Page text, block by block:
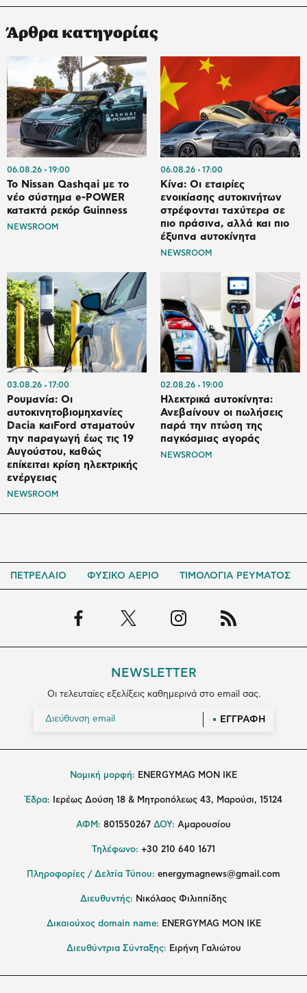
Άρθρα κατηγορίας
06.08.26 19:00
Το Nissan Qashqai με το
νέο σύστημα e-POWER
κατακτά ρεκόρ Guinness
NEWSROOM
06.08.26 17:00
Κίνα: Οι εταιρίες
ενοικίασης αυτοκινήτων
στρέφονται ταχύτερα σε
πιο πράσινα, αλλά και πιο
έξυπνα αυτοκίνητα
NEWSROOM
03.08.26 17:00
Ρουμανία: Οι
αυτοκινητοβιομηχανίες
Dacia και⁠Ford σταματούν
την παραγωγή έως τις 19
Αυγούστου, καθώς
επίκειται κρίση ηλεκτρικής
ενέργειας
NEWSROOM
02.08.26 19:00
Ηλεκτρικά αυτοκίνητα:
Ανεβαίνουν οι πωλήσεις
παρά την πτώση της
παγκόσμιας αγοράς
NEWSROOM
ΠΕΤΡΕΛΑΙΟ ΦΥΣΙΚΟ ΑΕΡΙΟ ΤΙΜΟΛΟΓΙΑ ΡΕΥΜΑΤΟΣ
NEWSLETTER
Οι τελευταίες εξελίξεις καθημερινά στο email σας.
ΕΓΓΡΑΦΗ
Νομική μορφή: ENERGYMAG MON IKE
Έδρα: Ιερέως Δούση 18 & Μητροπόλεως 43, Μαρούσι, 15124
ΑΦΜ: 801550267 ΔΟΥ: Αμαρουσίου
Τηλέφωνο: +30 210 640 1671
Πληροφορίες / Δελτία Τύπου: energymagnews@gmail.com
Διευθυντής: Νικόλαος Φιλιππίδης
Δικαιούχος domain name: ENERGYMAG ΜΟΝ ΙΚΕ
Διευθύντρια Σύνταξης: Ειρήνη Γαλιώτου